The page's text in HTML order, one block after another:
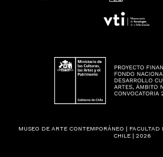
MUSEO DE ARTE CONTEMPORÁNEO | FACULTAD
CHILE | 2026